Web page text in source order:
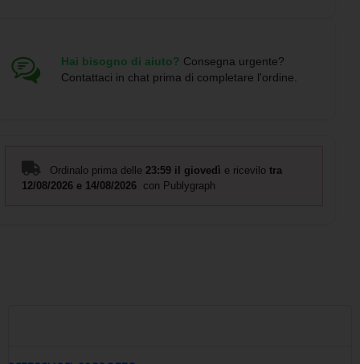
una consegna rapida e sicura.
ovunque tu vada.
colore per garantire la migliore qualità di stampa sui auricolari.
Hai bisogno di aiuto? Consegna urgente?
Contattaci in chat prima di completare l'ordine.
Ordinalo prima delle 23:59 il giovedì e ricevilo tra
12/08/2026 e 14/08/2026 con Publygraph